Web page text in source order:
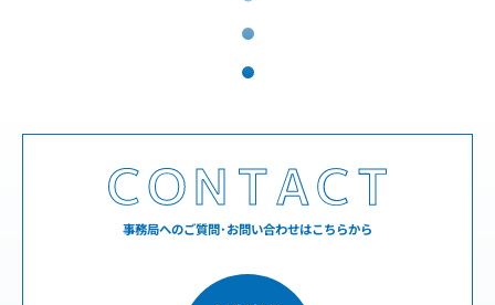
事務局へのご質問･お問い合わせはこちらから